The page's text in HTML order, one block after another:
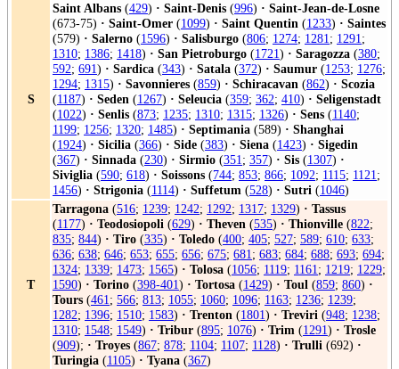
S
Saint Albans (429) · Saint-Denis (996) · Saint-Jean-de-Losne
(673-75) · Saint-Omer (1099) · Saint Quentin (1233) · Saintes
(579) · Salerno (1596) · Salisburgo (806; 1274; 1281; 1291;
1310; 1386; 1418) · San Pietroburgo (1721) · Saragozza (380;
592; 691) · Sardica (343) · Satala (372) · Saumur (1253; 1276;
1294; 1315) · Savonnieres (859) · Schiracavan (862) · Scozia
(1187) · Seden (1267) · Seleucia (359; 362; 410) · Seligenstadt
(1022) · Senlis (873; 1235; 1310; 1315; 1326) · Sens (1140;
1199; 1256; 1320; 1485) · Septimania (589) · Shanghai
(1924) · Sicilia (366) · Side (383) · Siena (1423) · Sigedin
(367) · Sinnada (230) · Sirmio (351; 357) · Sis (1307) ·
Siviglia (590; 618) · Soissons (744; 853; 866; 1092; 1115; 1121;
1456) · Strigonia (1114) · Suffetum (528) · Sutri (1046)
T
Tarragona (516; 1239; 1242; 1292; 1317; 1329) · Tassus
(1177) · Teodosiopoli (629) · Theven (535) · Thionville (822;
835; 844) · Tiro (335) · Toledo (400; 405; 527; 589; 610; 633;
636; 638; 646; 653; 655; 656; 675; 681; 683; 684; 688; 693; 694;
1324; 1339; 1473; 1565) · Tolosa (1056; 1119; 1161; 1219; 1229;
1590) · Torino (398-401) · Tortosa (1429) · Toul (859; 860) ·
Tours (461; 566; 813; 1055; 1060; 1096; 1163; 1236; 1239;
1282; 1396; 1510; 1583) · Trenton (1801) · Treviri (948; 1238;
1310; 1548; 1549) · Tribur (895; 1076) · Trim (1291) · Trosle
(909); · Troyes (867; 878; 1104; 1107; 1128) · Trulli (692) ·
Turingia (1105) · Tyana (367)